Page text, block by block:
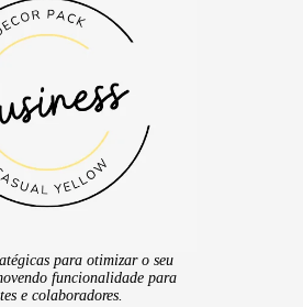
para otimizar o seu
funcionalidade para
e colaboradores.